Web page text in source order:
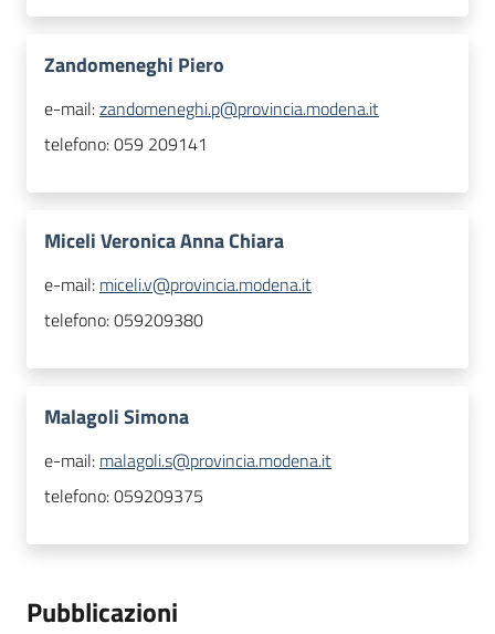
Zandomeneghi Piero
e-mail:zandomeneghi.p@provincia.modena.it
telefono:059 209141
Miceli Veronica Anna Chiara
e-mail: miceli.v@provincia.modena.it
telefono:059209380
Malagoli Simona
e-mail: malagoli.s@provincia.modena.it
telefono:059209375
Pubblicazioni